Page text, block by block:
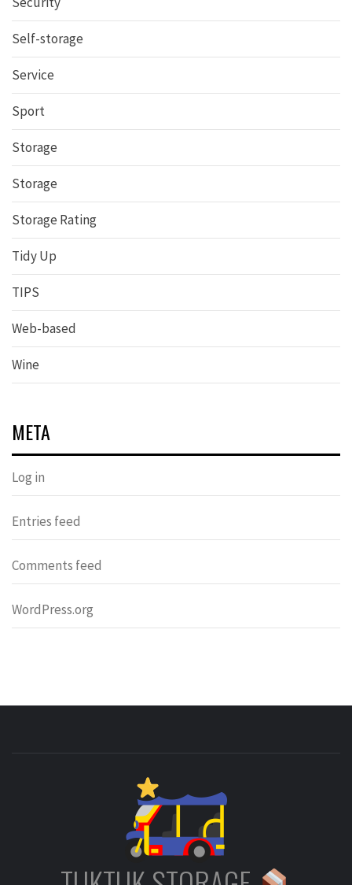
Self-storage
Service
Sport
Storage
Storage
Storage Rating
Tidy Up
TIPS
Web-based
Wine
META
Log in
Entries feed
Comments feed
WordPress.org